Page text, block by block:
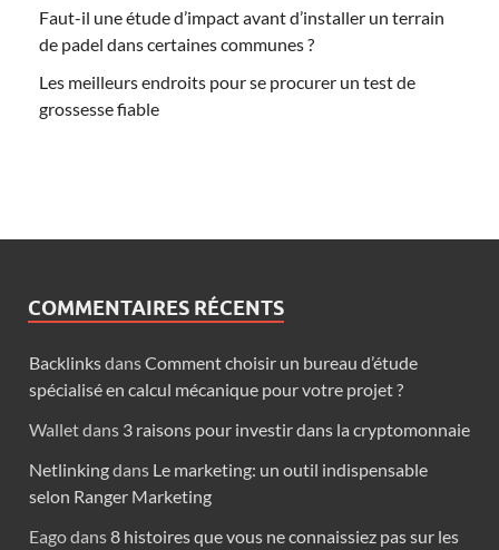
Faut-il une étude d’impact avant d’installer un terrain
de padel dans certaines communes ?
Les meilleurs endroits pour se procurer un test de
grossesse fiable
COMMENTAIRES RÉCENTS
BacklinksdansComment choisir un bureau d’étude
spécialisé en calcul mécanique pour votre projet ?
Walletdans 3 raisons pour investir dans la cryptomonnaie
Netlinkingdans Le marketing: un outil indispensable
selon Ranger Marketing
Eagodans8 histoires que vous ne connaissiez pas sur les